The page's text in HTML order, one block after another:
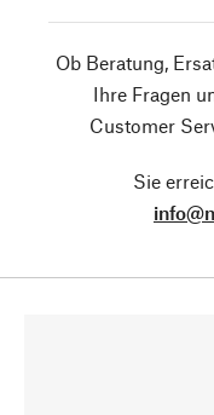
Ob Beratung,
Ihre Fragen
Customer
Sie